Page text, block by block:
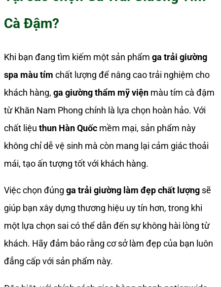
Cà Đậm?
Khi bạn đang tìm kiếm một sản phẩm ga trải giường
spa màu tím chất lượng để nâng cao trải nghiệm cho
khách hàng, ga giường thẩm mỹ viện màu tím cà đậm
từ Khăn Nam Phong chính là lựa chọn hoàn hảo. Với
chất liệu thun Hàn Quốc mềm mại, sản phẩm này
không chỉ dễ vệ sinh mà còn mang lại cảm giác thoải
mái, tạo ấn tượng tốt với khách hàng.
Việc chọn đúng ga trải giường làm đẹp chất lượng sẽ
giúp bạn xây dựng thương hiệu uy tín hơn, trong khi
một lựa chọn sai có thể dẫn đến sự không hài lòng từ
khách. Hãy đảm bảo rằng cơ sở làm đẹp của bạn luôn
đẳng cấp với sản phẩm này.